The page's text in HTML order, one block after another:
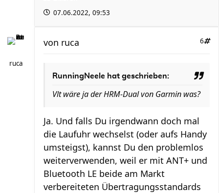
07.06.2022, 09:53
ruca
6
von ruca
RunningNeele hat geschrieben:
Vlt wäre ja der HRM-Dual von Garmin was?
Ja. Und falls Du irgendwann doch mal
die Laufuhr wechselst (oder aufs Handy
umsteigst), kannst Du den problemlos
weiterverwenden, weil er mit ANT+ und
Bluetooth LE beide am Markt
verbereiteten Übertragungsstandards